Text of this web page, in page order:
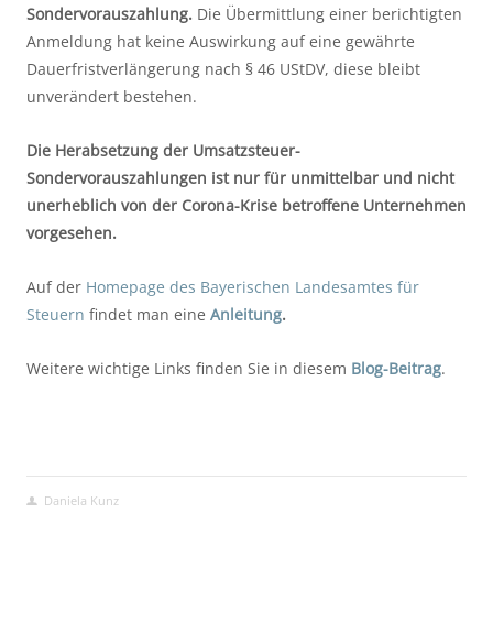
Sondervorauszahlung. Die Übermittlung einer berichtigten
Anmeldung hat keine Auswirkung auf eine gewährte
Dauerfristverlängerung nach § 46 UStDV, diese bleibt
unverändert bestehen.
Die Herabsetzung der Umsatzsteuer-
Sondervorauszahlungen ist nur für unmittelbar und nicht
unerheblich von der Corona-Krise betroffene Unternehmen
vorgesehen.
Auf der Homepage des Bayerischen Landesamtes für
Steuern findet man eine Anleitung.
Weitere wichtige Links finden Sie in diesem Blog-Beitrag.
Daniela Kunz